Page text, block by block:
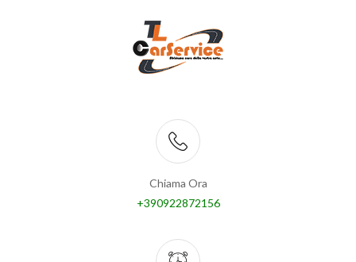
Chiama Ora
+390922872156